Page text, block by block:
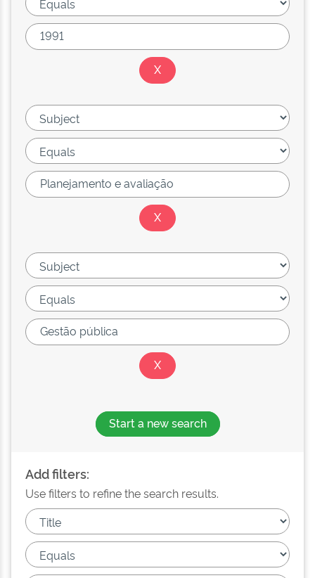
Start a new search
Add filters:
Use filters to refine the search results.